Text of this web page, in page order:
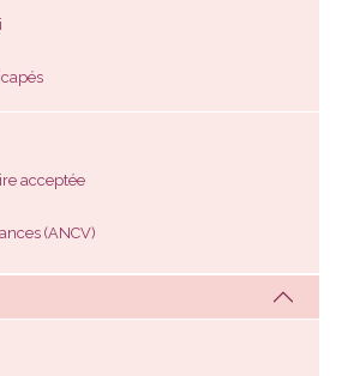
acceptée
(ANCV)